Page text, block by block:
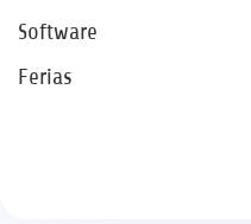
Software
Ferias